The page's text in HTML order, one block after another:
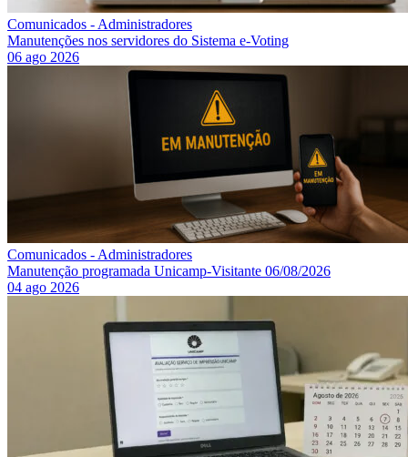
Comunicados - Administradores
Manutenções nos servidores do Sistema e-Voting
06 ago 2026
Comunicados - Administradores
Manutenção programada Unicamp-Visitante 06/08/2026
04 ago 2026